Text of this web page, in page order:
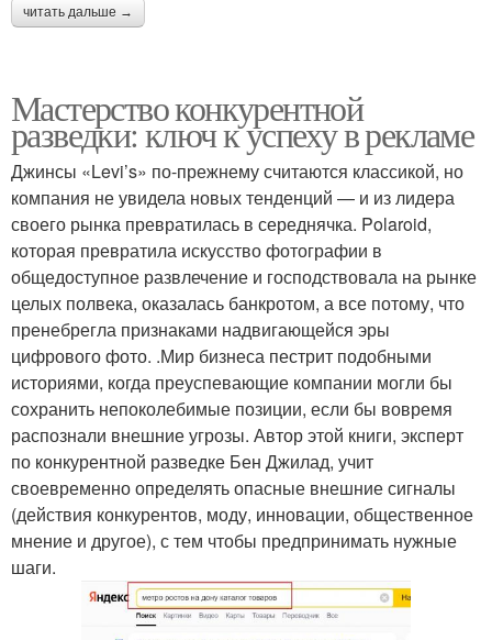
читать дальше →
Мастерство конкурентной
разведки: ключ к успеху в рекламе
Джинсы «Levi’s» по-прежнему считаются классикой, но
компания не увидела новых тенденций — и из лидера
своего рынка превратилась в середнячка. Polaroid,
которая превратила искусство фотографии в
общедоступное развлечение и господствовала на рынке
целых полвека, оказалась банкротом, а все потому, что
пренебрегла признаками надвигающейся эры
цифрового фото. .Мир бизнеса пестрит подобными
историями, когда преуспевающие компании могли бы
сохранить непоколебимые позиции, если бы вовремя
распознали внешние угрозы. Автор этой книги, эксперт
по конкурентной разведке Бен Джилад, учит
своевременно определять опасные внешние сигналы
(действия конкурентов, моду, инновации, общественное
мнение и другое), с тем чтобы предпринимать нужные
шаги.